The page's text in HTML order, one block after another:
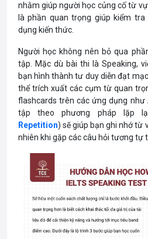
nhằm giúp người học củng cố từ
là phần quan trọng giúp kiểm
dụng kiến thức.
Người học không nên bỏ qua
tập. Mặc dù bài thi là Speaking,
bạn hình thành tư duy diễn đạt
thể trích xuất các cụm từ quan
flashcards trên các ứng dụng như
tập theo phương pháp lặp
Repetition) sẽ giúp bạn ghi nhớ từ
nhiên khi gặp các câu hỏi tương tự